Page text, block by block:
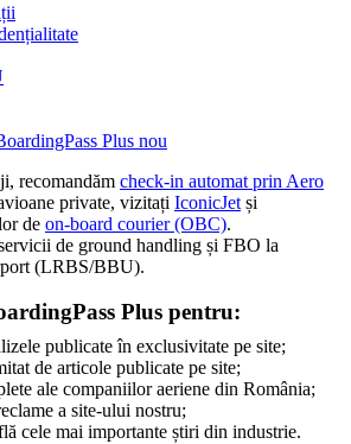
Plus nou
recomandăm check-in automat prin Aero
private, vizitați IconicJet și
de on-board courier (OBC).
de ground handling și FBO la
(LRBS/BBU).
Plus pentru:
publicate în exclusivitate pe site;
de articole publicate pe site;
ale companiilor aeriene din România;
a site-ului nostru;
cele mai importante știri din industrie.